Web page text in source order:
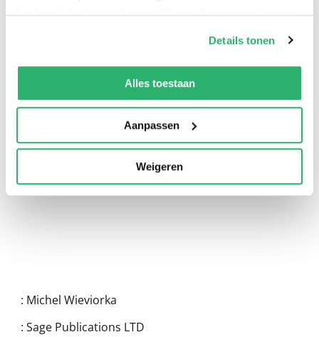
kunt op ieder moment uw cookievoorkeuren aanpassen
We werken samen met13 derdendie uw gegevens
kunnen ontvangen en verwerken.
Details tonen
Alles toestaan
Aanpassen
Weigeren
0|0
: Michel Wieviorka
: Sage Publications LTD